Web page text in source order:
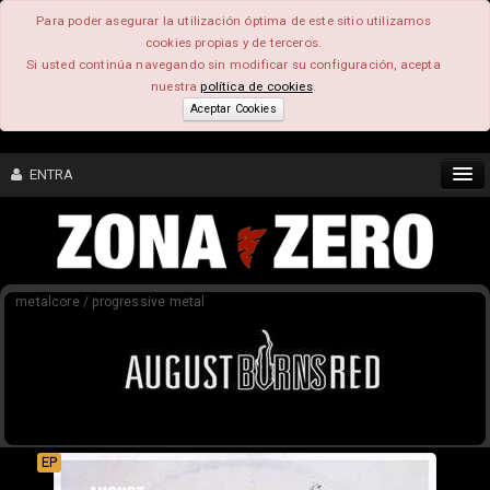
Para poder asegurar la utilización óptima de este sitio utilizamos
cookies propias y de terceros.
Si usted continúa navegando sin modificar su configuración, acepta
nuestrapolítica de cookies.
Aceptar Cookies
ENTRA
CONTENIDO
COMUNIDAD
metalcore / progressive metal
EP